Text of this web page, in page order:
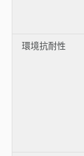
環境抗耐性